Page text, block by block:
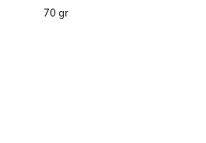
70 gr